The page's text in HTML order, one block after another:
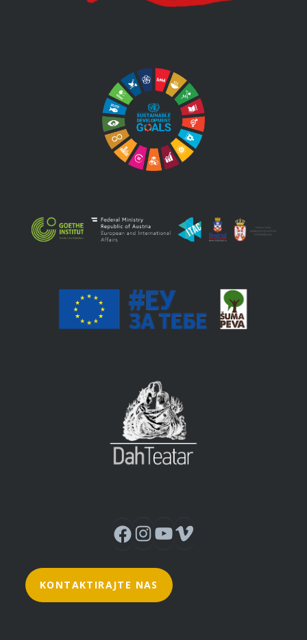
Facebook Instagram YouTube Vimeo
KONTAKTIRAJTE NAS